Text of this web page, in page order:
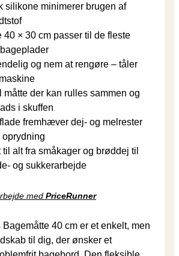
silikone minimerer brugen af
40 × 30 cm passer til de fleste
og nem at rengøre – tåler
måtte der kan rulles sammen og
i skuffen
fremhæver dej- og melrester
oprydning
til alt fra småkager og brøddej til
og sukkerarbejde
med PriceRunner
Bagemåtte 40 cm er et enkelt, men
til dig, der ønsker et